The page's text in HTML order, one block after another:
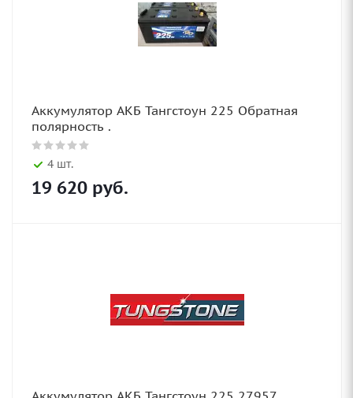
Аккумулятор АКБ Тангстоун 225 Обратная
полярность .
4 шт.
19 620 руб.